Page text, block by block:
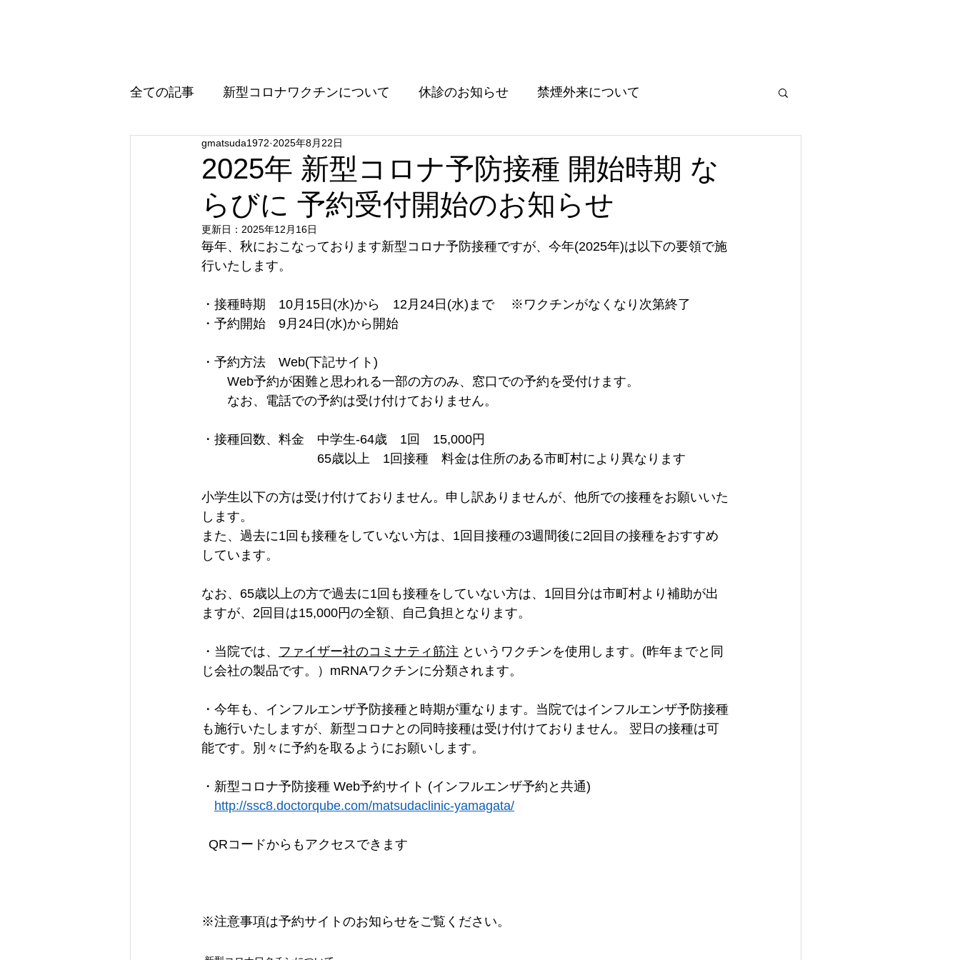
全ての記事 新型コロナワクチンについて 休診のお知らせ 禁煙外来について
インフルエンザワクチンについて
2025年 新型コロナ予防接種 開始時期 な
らびに 予約受付開始のお知らせ
gmatsuda1972 2025年8月22日
更新日： 2025年12月16日
毎年、秋におこなっております新型コロナ予防接種ですが、今年(2025年)は以下の要領で施
行いたします。
・接種時期　10月15日(水)から　12月24日(水)まで 　※ワクチンがなくなり次第終了
・予約開始　9月24日(水)から開始
・予約方法　Web(下記サイト)
Web予約が困難と思われる一部の方のみ、窓口での予約を受付けます。
なお、電話での予約は受け付けておりません。
・接種回数、料金　中学生-64歳　1回　15,000円
65歳以上　1回接種　料金は住所のある市町村により異なります
小学生以下の方は受け付けておりません。申し訳ありませんが、他所での接種をお願いいた
します。
また、過去に1回も接種をしていない方は、1回目接種の3週間後に2回目の接種をおすすめ
しています。
なお、65歳以上の方で過去に1回も接種をしていない方は、1回目分は市町村より補助が出
ますが、2回目は15,000円の全額、自己負担となります。
・当院では、 ファイザー社のコミナティ筋注 というワクチンを使用します。(昨年までと同
じ会社の製品です。）mRNAワクチンに分類されます。
・今年も、インフルエンザ予防接種と時期が重なります。当院ではインフルエンザ予防接種
も施行いたしますが、新型コロナとの同時接種は受け付けておりません。 翌日の接種は可
能です。別々に予約を取るようにお願いします。
・新型コロナ予防接種 Web予約サイト (インフルエンザ予約と共通)
http://ssc8.doctorqube.com/matsudaclinic-yamagata/
  QRコードからもアクセスできます
※注意事項は予約サイトのお知らせをご覧ください。